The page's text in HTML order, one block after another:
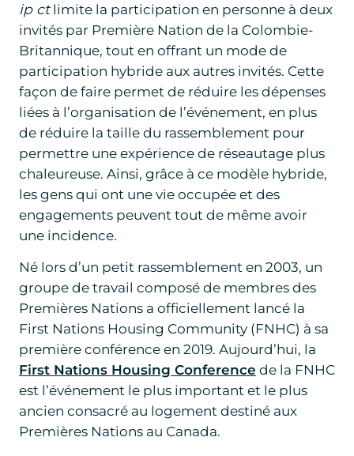
ip ctlimite la participation en personne à deux
invités par Première Nation de la Colombie-
Britannique, tout en offrant un mode de
participation hybride aux autres invités. Cette
façon de faire permet de réduire les dépenses
liées à l’organisation de l’événement, en plus
de réduire la taille du rassemblement pour
permettre une expérience de réseautage plus
chaleureuse. Ainsi, grâce à ce modèle hybride,
les gens qui ont une vie occupée et des
engagements peuvent tout de même avoir
une incidence.
Né lors d’un petit rassemblement en 2003, un
groupe de travail composé de membres des
Premières Nations a officiellement lancé la
First Nations Housing Community (FNHC) à sa
première conférence en 2019. Aujourd’hui, la
First Nations Housing Conference de la FNHC
est l’événement le plus important et le plus
ancien consacré au logement destiné aux
Premières Nations au Canada.